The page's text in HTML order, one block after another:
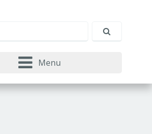
Menu